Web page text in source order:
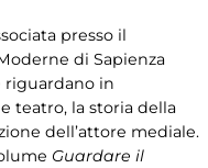
presso il
di Sapienza
riguardano in
teatro, la storia della
dell’attore mediale.
Guardare il